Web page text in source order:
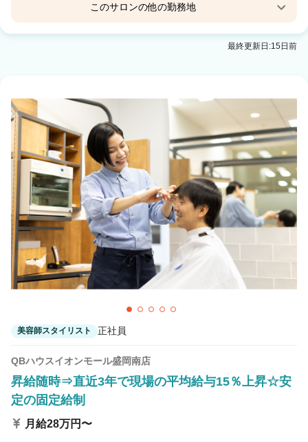
このサロンの他の勤務地
QBハウスイオンモール盛岡店
最終更新日:15日前
美容師スタイリスト 正社員
QBハウスイオンモール盛岡南店
昇給随時⇒直近3年で現場の平均給与15％上昇☆安
定の固定給制
月給28万円〜